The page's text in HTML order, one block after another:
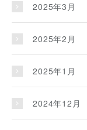
2025年3月
2025年2月
2025年1月
2024年12月